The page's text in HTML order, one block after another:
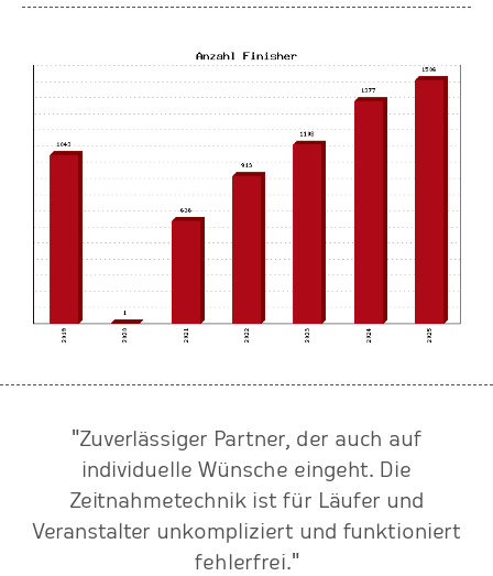
"Zuverlässiger Partner, der auch auf
individuelle Wünsche eingeht. Die
Zeitnahmetechnik ist für Läufer und
Veranstalter unkompliziert und funktioniert
fehlerfrei."